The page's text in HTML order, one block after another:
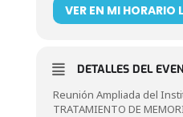
VER EN MI HORARIO
DETALLES DEL
Reunión Ampliada del
TRATAMIENTO DE